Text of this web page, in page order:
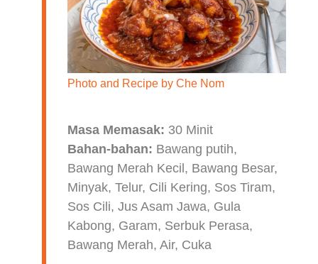
Photo and Recipe by Che Nom
Masa Memasak: 30 Minit
Bahan-bahan: Bawang putih,
Bawang Merah Kecil, Bawang Besar,
Minyak, Telur, Cili Kering, Sos Tiram,
Sos Cili, Jus Asam Jawa, Gula
Kabong, Garam, Serbuk Perasa,
Bawang Merah, Air, Cuka